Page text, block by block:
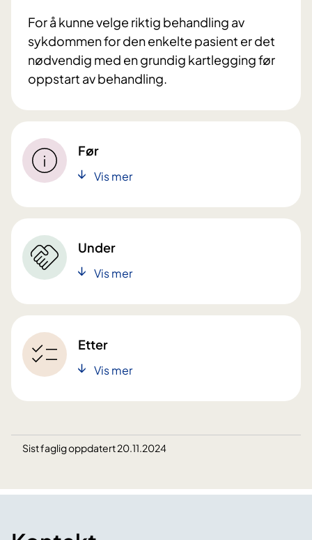
For å kunne velge riktig behandling av
sykdommen for den enkelte pasient er det
nødvendig med en grundig kartlegging før
oppstart av behandling.
Før
Vis mer
Under
Vis mer
Etter
Vis mer
Sist faglig oppdatert 20.11.2024